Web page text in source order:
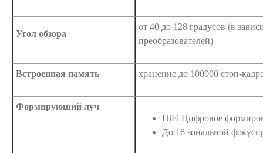
Угол обзора
от 40 до 128 градусов (в
преобразователей)
Встроенная память хранение до 100000 стоп-
Формирующий луч
HiFi Цифровое
До 16 зональной